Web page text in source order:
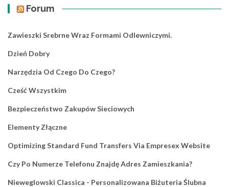
Forum
Zawieszki Srebrne Wraz Formami Odlewniczymi.
Dzień Dobry
Narzędzia Od Czego Do Czego?
Cześć Wszystkim
Bezpieczeństwo Zakupów Sieciowych
Elementy Złączne
Optimizing Standard Fund Transfers Via Empresex Website
Czy Po Numerze Telefonu Znajdę Adres Zamieszkania?
Nieweglowski Classica - Personalizowana Biżuteria Ślubna